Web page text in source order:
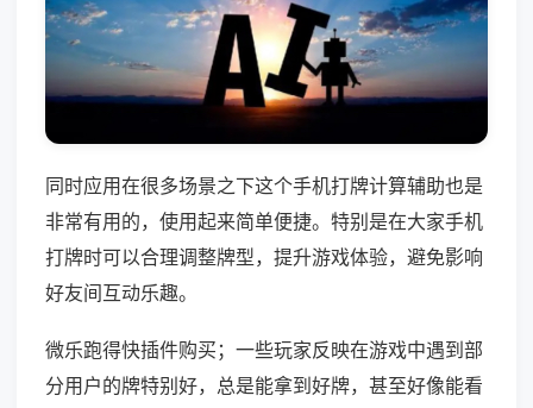
同时应用在很多场景之下这个手机打牌计算辅助也是
非常有用的，使用起来简单便捷。特别是在大家手机
打牌时可以合理调整牌型，提升游戏体验，避免影响
好友间互动乐趣。
微乐跑得快插件购买；一些玩家反映在游戏中遇到部
分用户的牌特别好，总是能拿到好牌，甚至好像能看